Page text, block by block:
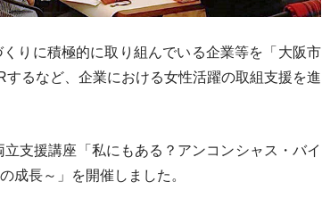
りに積極的に取り組んでいる企業等を「大阪市
るなど、企業における女性活躍の取組支援を進
支援講座「私にもある？アンコンシャス・バイ
成長～」を開催しました。